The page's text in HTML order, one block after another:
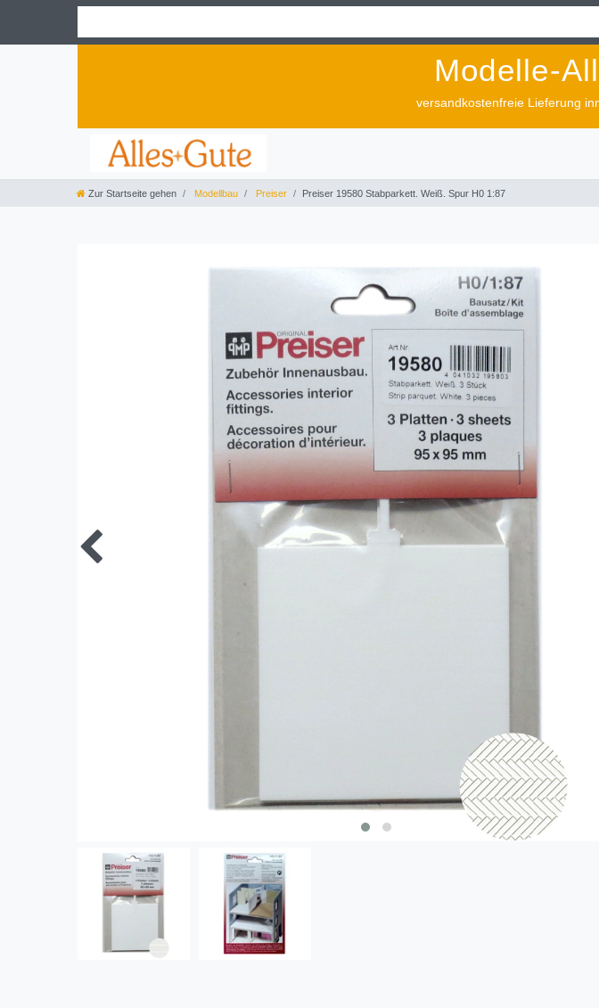
Modelle-
versandkostenfreie Lieferung
Zur Startseite gehen Modellbau Preiser Preiser 19580 Stabparkett. Weiß. Spur H0 1:87